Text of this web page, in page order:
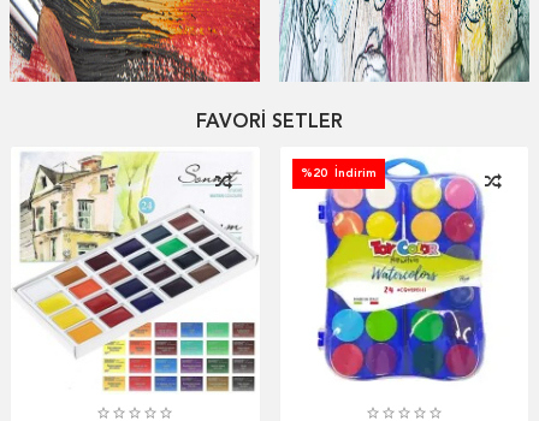
Ahşap Boyası Fırça Seti
FAVORİ SETLER
% 20İndirim